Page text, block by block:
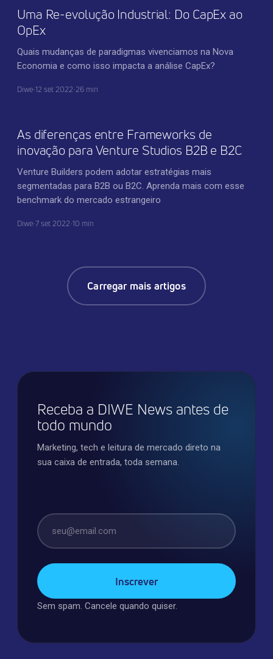
Uma Re-evolução Industrial: Do CapEx ao
OpEx
Quais mudanças de paradigmas vivenciamos na Nova
Economia e como isso impacta a análise CapEx?
Diwe•12 set 2022•26 min
INOVAÇÃO CORPORATIVA
As diferenças entre Frameworks de
inovação para Venture Studios B2B e B2C
Venture Builders podem adotar estratégias mais
segmentadas para B2B ou B2C. Aprenda mais com esse
benchmark do mercado estrangeiro
Diwe•7 set 2022•10 min
Carregar mais artigos
Receba a DIWE News antes de
todo mundo
Marketing, tech e leitura de mercado direto na
sua caixa de entrada, toda semana.
Sem spam. Cancele quando quiser.